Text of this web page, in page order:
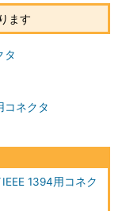
ネクターの解説ペ
ます
タ
コネクタ
1394用コネク